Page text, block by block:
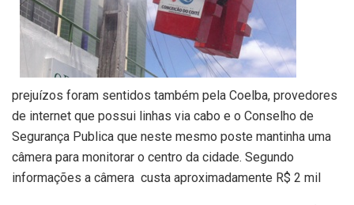
prejuízos foram sentidos também pela Coelba, provedores
de internet que possui linhas via cabo e o Conselho de
Segurança Publica que neste mesmo poste mantinha uma
câmera para monitorar o centro da cidade. Segundo
informações a câmera custa aproximadamente R$ 2 mil